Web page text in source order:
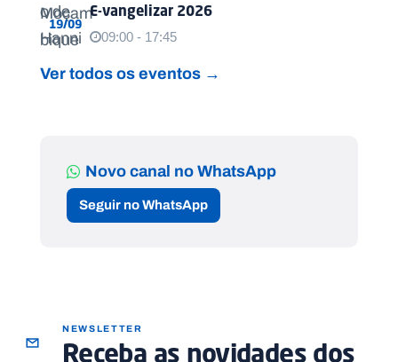
19/09
E-vangelizar 2026
09:00 - 17:45
Ver todos os eventos →
Novo canal no WhatsApp
Seguir no WhatsApp
NEWSLETTER
Receba as novidades dos